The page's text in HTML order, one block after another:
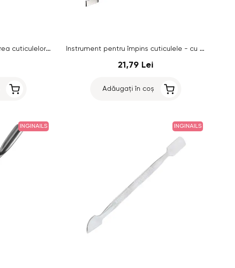
Instrument pentru împingerea cuticulelor cu vârf mineral - negru Instrument pentru împins cuticulele - cu două capete, 13,5cm
21,79 Lei
Adăugați în coș
INGINAILS INGINAILS